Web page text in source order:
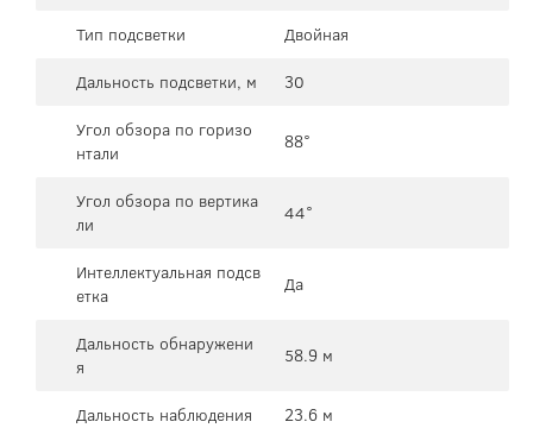
Тип подсветки
Двойная
Дальность подсветки, м
30
Угол обзора по горизо
нтали
88°
Угол обзора по вертика
ли
44°
Интеллектуальная подсв
етка
Да
Дальность обнаружени
я
58.9 м
Дальность наблюдения
23.6 м